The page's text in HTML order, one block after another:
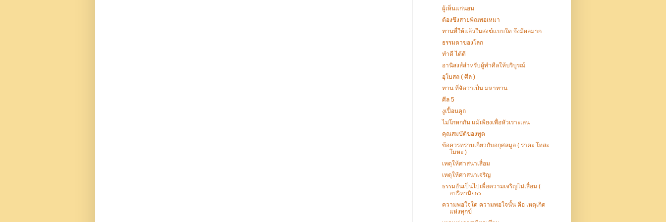
ผู้เห็นแก่นอน
ต้องขึงสายพิณพอเหมา
ทานที่ให้แล้วในสงฆ์แบบใด จึงมีผลมาก
ธรรมดาของโลก
ทำดี ได้ดี
อานิสงส์สำหรับผู้ทำศีลให้บริบูรณ์
อุโบสถ ( ศีล )
ทาน ที่จัดว่าเป็น มหาทาน
ศีล 5
งูเปื้อนคูถ
ไม่โกหกกัน แม้เพียงเพื่อหัวเราะเล่น
คุณสมบัติของทูต
ข้อควรทราบเกี่ยวกับอกุศลมูล ( ราคะ โทสะ
โมหะ )
เหตุให้ศาสนาเสื่อม
เหตุให้ศาสนาเจริญ
ธรรมอันเป็นไปเพื่อความเจริญไม่เสื่อม (
อปริหานิยธร...
ความพอใจใด ความพอใจนั้น คือ เหตุเกิด
แห่งทุกข์